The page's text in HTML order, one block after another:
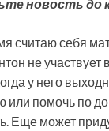
новость до
считаю себя
не участвует
у него
или помочь по
Еще может